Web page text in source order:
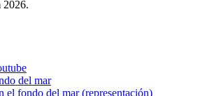
2026.
del mar
el fondo del mar (representación)